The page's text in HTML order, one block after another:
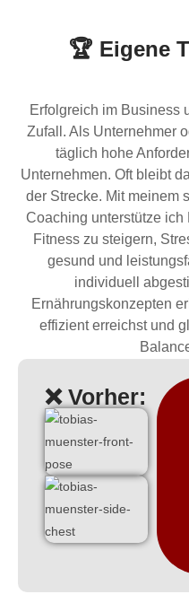
🏆 Eigene
Erfolgreich im Business
Zufall. Als Unternehmer
täglich hohe
Unternehmen. Oft bleibt
der Strecke. Mit meinem
Coaching unterstütze
Fitness zu steigern,
gesund und
individuell
Ernährungskonzepten
effizient erreichst und
❌ Vor­her: